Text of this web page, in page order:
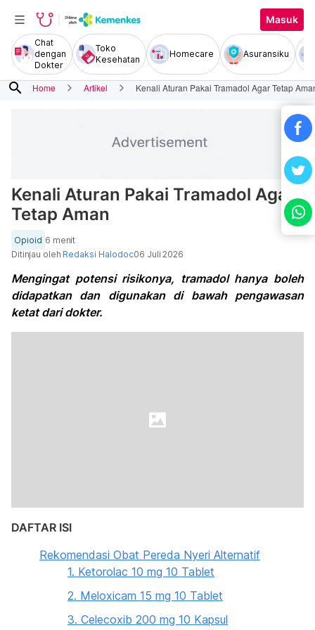
Masuk
Chat
dengan
Dokter
Toko
Kesehatan
Homecare Asuransiku
search Home Artikel Kenali Aturan Pakai Tramadol Agar Tetap
Kenali Aturan Pakai Tramadol Agar
Tetap Aman
Opioid 6 menit
Ditinjau oleh Redaksi Halodoc06 Juli 2026
Mengingat potensi risikonya, tramadol hanya boleh
didapatkan dan digunakan di bawah pengawasan
ketat dari dokter.
DAFTAR ISI
Rekomendasi Obat Pereda Nyeri Alternatif
1. Ketorolac 10 mg 10 Tablet
2. Meloxicam 15 mg 10 Tablet
3. Celecoxib 200 mg 10 Kapsul